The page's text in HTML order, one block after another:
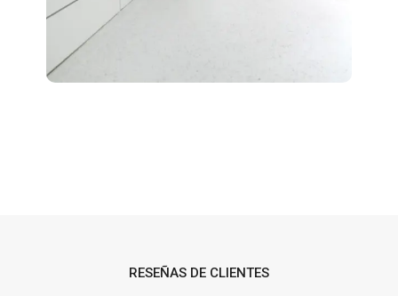
RESEÑAS DE CLIENTES